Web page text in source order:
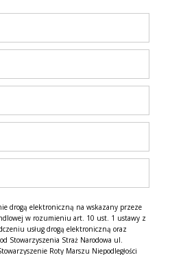
drogą elektroniczną na wskazany przeze
w rozumieniu art. 10 ust. 1 ustawy z
usług drogą elektroniczną oraz
Stowarzyszenia Straż Narodowa ul.
Roty Marszu Niepodległości